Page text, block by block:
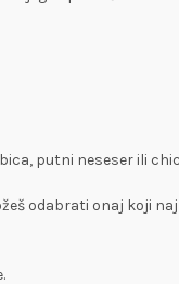
putni neseser ili
odabrati onaj koji